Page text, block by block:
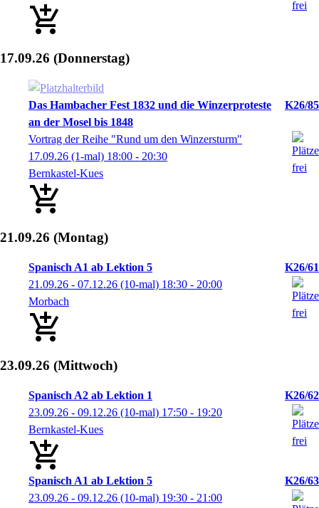
17.09.26 (Donnerstag)
Das Hambacher Fest 1832 und die Winzerproteste
an der Mosel bis 1848
K26/85
Vortrag der Reihe "Rund um den Winzersturm"
17.09.26 (1-mal) 18:00 - 20:30
Bernkastel-Kues
21.09.26 (Montag)
Spanisch A1 ab Lektion 5
K26/61
21.09.26 - 07.12.26 (10-mal) 18:30 - 20:00
Morbach
23.09.26 (Mittwoch)
Spanisch A2 ab Lektion 1
K26/62
23.09.26 - 09.12.26 (10-mal) 17:50 - 19:20
Bernkastel-Kues
Spanisch A1 ab Lektion 5
K26/63
23.09.26 - 09.12.26 (10-mal) 19:30 - 21:00